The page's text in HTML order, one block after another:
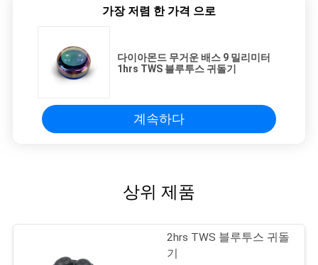
가장 저렴 한 가격 으로
다이아몬드 무거운 배스 9 밀리미터
1hrs TWS 블루투스 귀돌기
계속하다
상위 제품
2hrs TWS 블루투스 귀돌
기